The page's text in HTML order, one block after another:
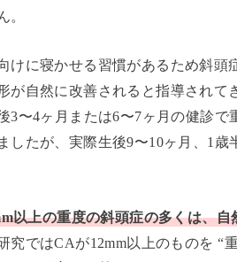
。
けに寝かせる習慣があるため斜
が自然に改善されると指導されて
3〜4ヶ月または6〜7ヶ月の健診
したが、実際生後9〜10ヶ月、1
以上の重度の斜頭症の多くは、
究ではCAが12mm以上のものを “